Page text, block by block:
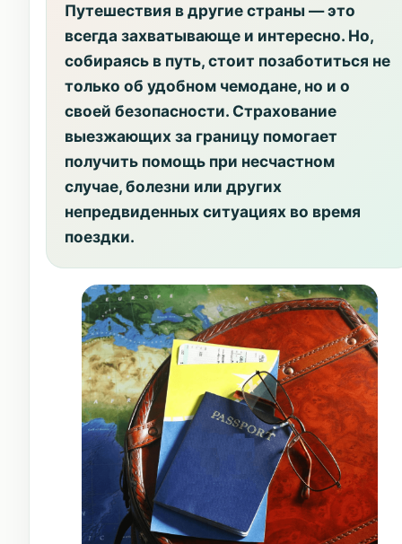
Путешествия в другие страны — это
всегда захватывающе и интересно. Но,
собираясь в путь, стоит позаботиться не
только об удобном чемодане, но и о
своей безопасности. Страхование
выезжающих за границу помогает
получить помощь при несчастном
случае, болезни или других
непредвиденных ситуациях во время
поездки.